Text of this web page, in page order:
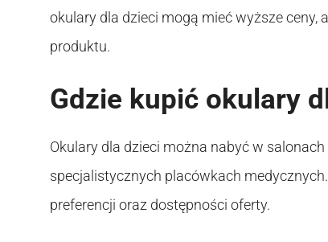
okulary dla dzieci mogą mieć wyższe ceny,
produktu.
Gdzie kupić okulary
Okulary dla dzieci można nabyć w
specjalistycznych placówkach
preferencji oraz dostępności oferty.